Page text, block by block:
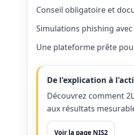
Conseil obligatoire et
Simulations phishing
Une plateforme prête
De l'explication à
Découvrez comment
aux résultats
Voir la page NIS2